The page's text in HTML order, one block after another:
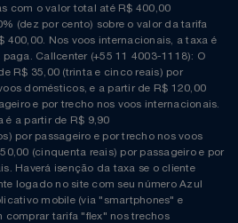
com o valor total até R$ 400,00
(dez por cento) sobre o valor da tarifa
400,00. Nos voos internacionais, a taxa é
Callcenter (+55 11 4003-1118): O
R$ 35,00 (trinta e cinco reais) por
domésticos, e a partir de R$ 120,00
e por trecho nos voos internacionais.
é a partir de R$ 9,90
por passageiro e por trecho nos voos
(cinquenta reais) por passageiro e por
Haverá isenção da taxa se o cliente
logado no site com seu número Azul
mobile (via "smartphones" e
comprar tarifa "flex" nos trechos